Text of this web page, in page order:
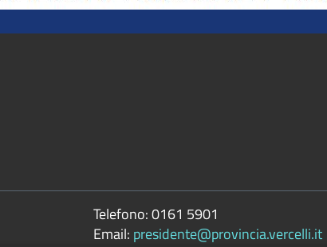
Telefono:0161 5901
Email: presidente@provincia.vercelli.it